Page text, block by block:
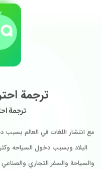
ترجمة
ترجمة
مع انتشار اللغات في العالم بسبب
البلاد وبسبب دخول السياحه
والسياحة والسفر التجاري